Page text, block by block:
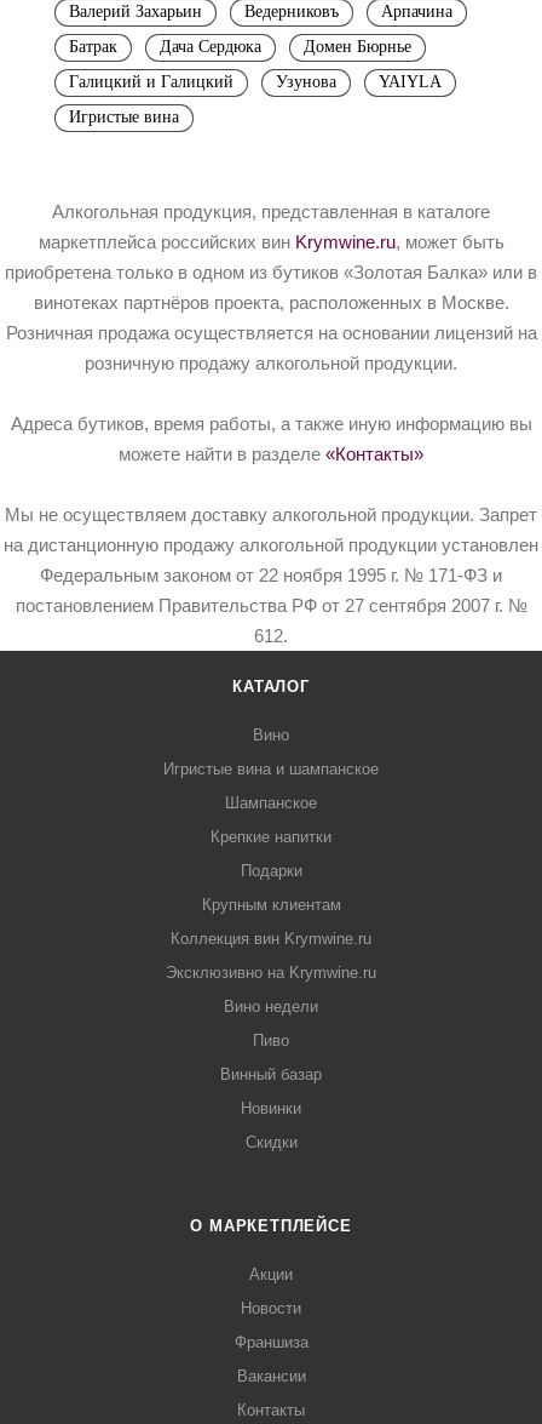
Валерий Захарьин Ведерниковъ
Арпачина
Батрак
Дача Сердюка
Домен Бюрнье
Галицкий и Галицкий
Узунова
YAIYLA
Игристые вина
Алкогольная продукция, представленная в каталоге
маркетплейса российских вин Krymwine.ru, может быть
приобретена только в одном из бутиков «Золотая Балка» или в
винотеках партнёров проекта, расположенных в Москве.
Розничная продажа осуществляется на основании лицензий на
розничную продажу алкогольной продукции.
Адреса бутиков, время работы, а также иную информацию вы
можете найти в разделе «Контакты»
Мы не осуществляем доставку алкогольной продукции. Запрет
на дистанционную продажу алкогольной продукции установлен
Федеральным законом от 22 ноября 1995 г. № 171-ФЗ и
постановлением Правительства РФ от 27 сентября 2007 г. №
612.
КАТАЛОГ
Вино
Игристые вина и шампанское
Шампанское
Крепкие напитки
Подарки
Крупным клиентам
Коллекция вин Krymwine.ru
Эксклюзивно на Krymwine.ru
Вино недели
Пиво
Винный базар
Новинки
Скидки
О МАРКЕТПЛЕЙСЕ
Акции
Новости
Франшиза
Вакансии
Контакты